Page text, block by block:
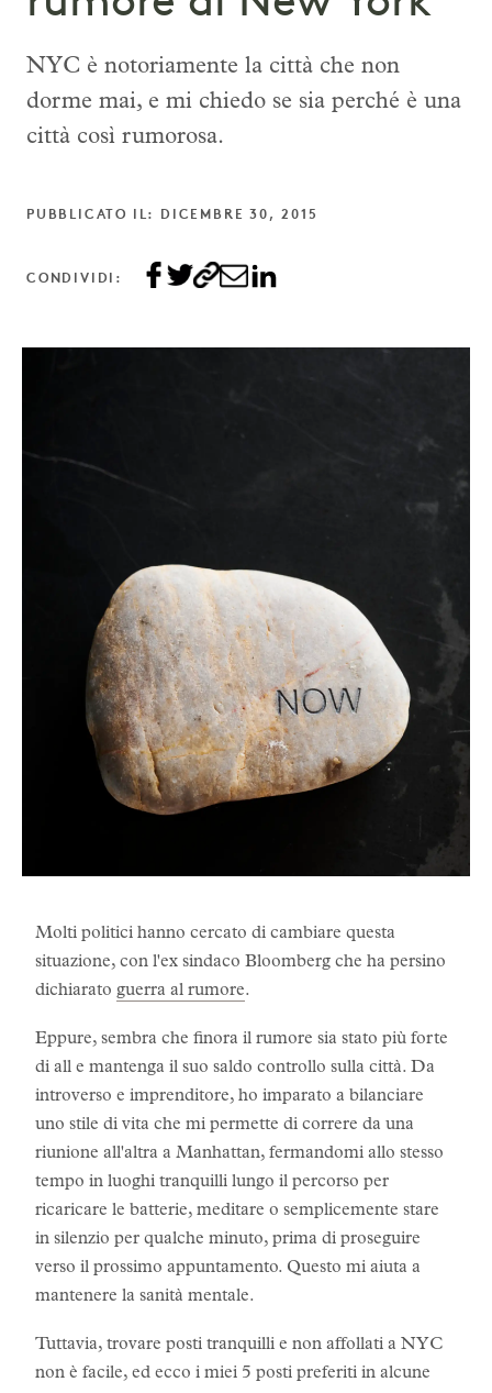
NYC è notoriamente la città che non
dorme mai, e mi chiedo se sia perché è una
città così rumorosa.
PUBBLICATO IL: DICEMBRE 30, 2015
CONDIVIDI:
Molti politici hanno cercato di cambiare questa
situazione, con l'ex sindaco Bloomberg che ha persino
dichiarato guerra al rumore.
Eppure, sembra che finora il rumore sia stato più forte
di all e mantenga il suo saldo controllo sulla città. Da
introverso e imprenditore, ho imparato a bilanciare
uno stile di vita che mi permette di correre da una
riunione all'altra a Manhattan, fermandomi allo stesso
tempo in luoghi tranquilli lungo il percorso per
ricaricare le batterie, meditare o semplicemente stare
in silenzio per qualche minuto, prima di proseguire
verso il prossimo appuntamento. Questo mi aiuta a
mantenere la sanità mentale.
Tuttavia, trovare posti tranquilli e non affollati a NYC
non è facile, ed ecco i miei 5 posti preferiti in alcune